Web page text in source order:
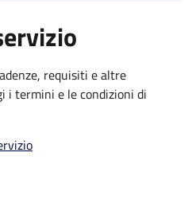
requisiti e altre
i termini e le condizioni di